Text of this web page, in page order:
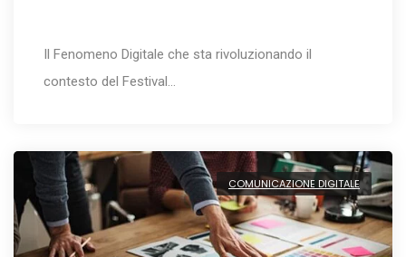
Il Fenomeno Digitale che sta rivoluzionando il
contesto del Festival…
COMUNICAZIONE DIGITALE